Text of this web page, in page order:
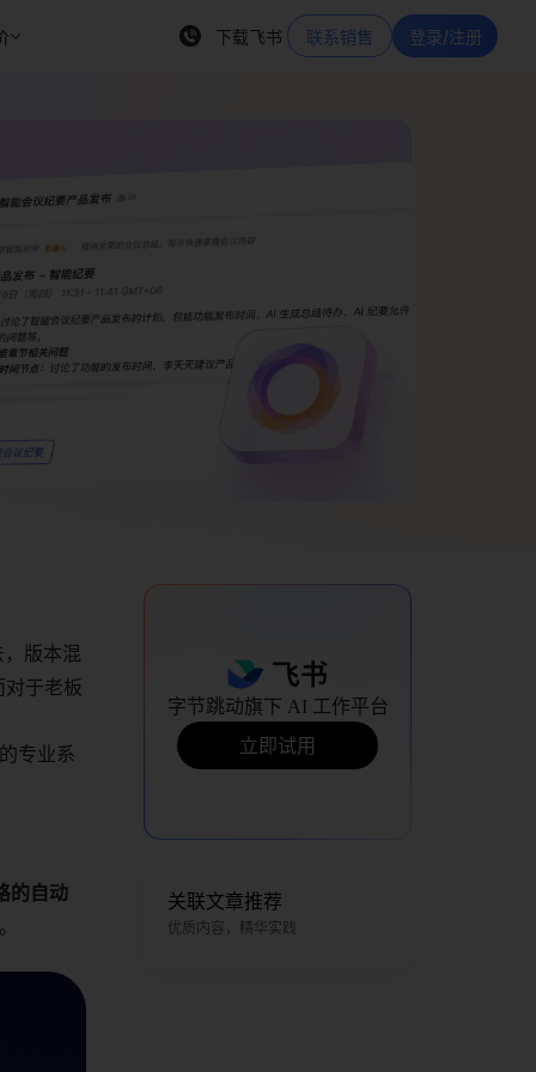
下载飞书 联系销售 登录/注册
版本混
对于老板
专业系
的自动
字节跳动旗下 AI 工作平台
立即试用
关联文章推荐
优质内容，精华实践